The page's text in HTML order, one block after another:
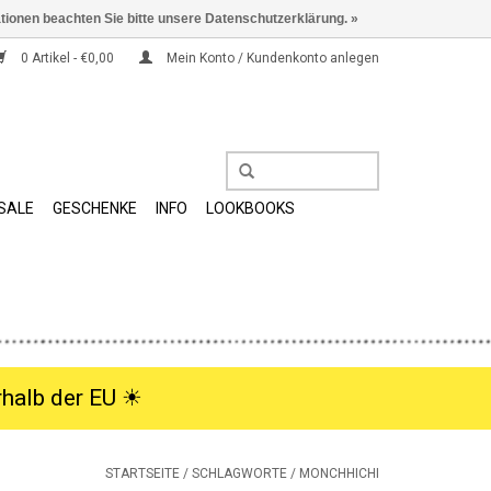
0 Artikel - €0,00 Mein Konto / Kundenkonto anlegen
GESCHENKE INFO
LOOKBOOKS
der EU ☀︎
STARTSEITE / SCHLAGWORTE / MONCHHICHI
beachten Sie bitte unsere Datenschutzerklärung. »